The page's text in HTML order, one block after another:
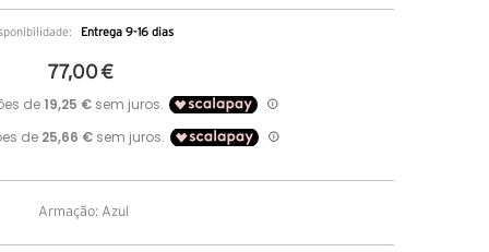
Entrega 9-16 dias
77,00 €
Armação: Azul